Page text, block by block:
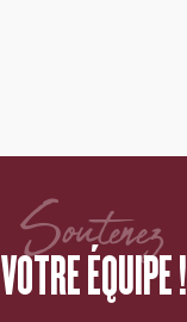
Soutenez
VOTRE ÉQUIPE !